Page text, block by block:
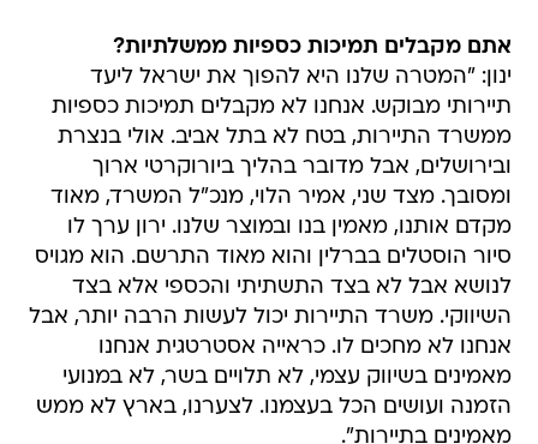
תיירותי מבוקש. אנחנו לא מקבלים תמיכות כספיות
ממשרד התיירות, בטח לא בתל אביב. אולי בנצרת
ובירושלים, אבל מדובר בהליך ביורוקרטי ארוך
ומסובך. מצד שני, אמיר הלוי, מנכ"ל המשרד, מאוד
מקדם אותנו, מאמין בנו ובמוצר שלנו. ירון ערך לו
סיור הוסטלים בברלין והוא מאוד התרשם. הוא מגויס
לנושא אבל לא בצד התשתיתי והכספי אלא בצד
השיווקי. משרד התיירות יכול לעשות הרבה יותר, אבל
אנחנו לא מחכים לו. כראייה אסטרטגית אנחנו
מאמינים בשיווק עצמי, לא תלויים בשר, לא במנועי
הזמנה ועושים הכל בעצמנו. לצערנו, בארץ לא ממש
מאמינים בתיירות".
מה הקונספט של אברהמס הוסטל?